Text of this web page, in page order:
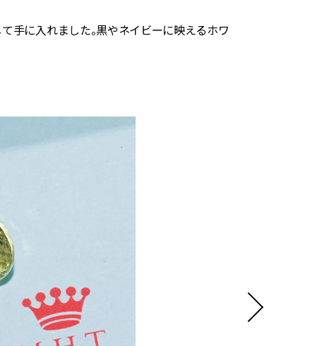
て手に入れました。黒やネイビーに映えるホワ